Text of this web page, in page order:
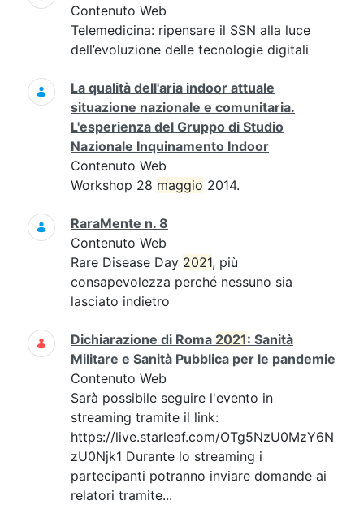
Contenuto Web
Telemedicina: ripensare il SSN alla luce
dell’evoluzione delle tecnologie digitali
La qualità dell'aria indoor attuale
situazione nazionale e comunitaria.
L'esperienza del Gruppo di Studio
Nazionale Inquinamento Indoor
Contenuto Web
Workshop 28 maggio 2014.
RaraMente n. 8
Contenuto Web
Rare Disease Day 2021, più
consapevolezza perché nessuno sia
lasciato indietro
Dichiarazione di Roma 2021: Sanità
Militare e Sanità Pubblica per le pandemie
Contenuto Web
Sarà possibile seguire l'evento in
streaming tramite il link:
https://live.starleaf.com/OTg5NzU0MzY6N
zU0Njk1 Durante lo streaming i
partecipanti potranno inviare domande ai
relatori tramite...